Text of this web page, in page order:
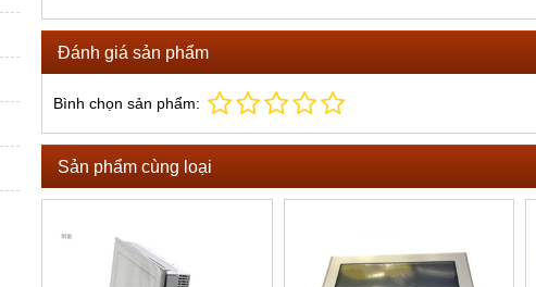
Đánh giá sản phẩm
Bình chọn sản phẩm:
Sản phẩm cùng loại